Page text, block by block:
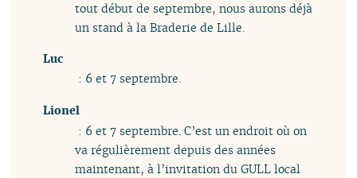
tout début de septembre, nous aurons déjà
un stand à la Braderie de Lille.
Luc
: 6 et 7 septembre.
Lionel
: 6 et 7 septembre. C’est un endroit où on
va régulièrement depuis des années
maintenant, à l’invitation du GULL local